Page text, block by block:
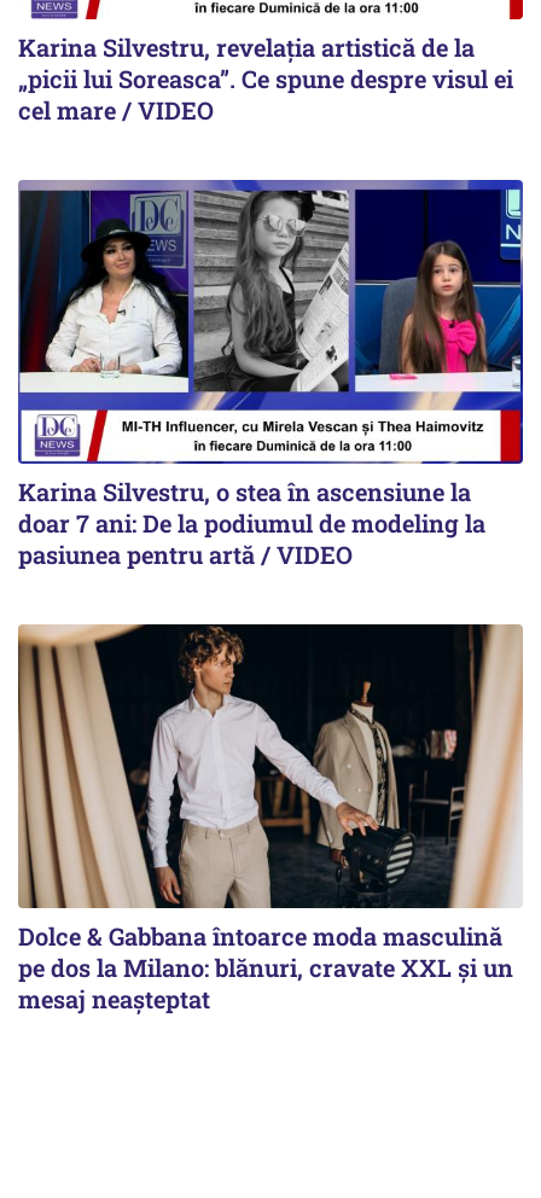
Karina Silvestru, revelația artistică de la
„picii lui Soreasca”. Ce spune despre visul ei
cel mare / VIDEO
Karina Silvestru, o stea în ascensiune la
doar 7 ani: De la podiumul de modeling la
pasiunea pentru artă / VIDEO
Dolce & Gabbana întoarce moda masculină
pe dos la Milano: blănuri, cravate XXL și un
mesaj neașteptat